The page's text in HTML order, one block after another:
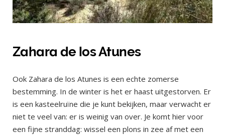
Zahara de los Atunes
Ook Zahara de los Atunes is een echte zomerse
bestemming. In de winter is het er haast uitgestorven. Er
is een kasteelruïne die je kunt bekijken, maar verwacht er
niet te veel van: er is weinig van over. Je komt hier voor
een fijne stranddag: wissel een plons in zee af met een